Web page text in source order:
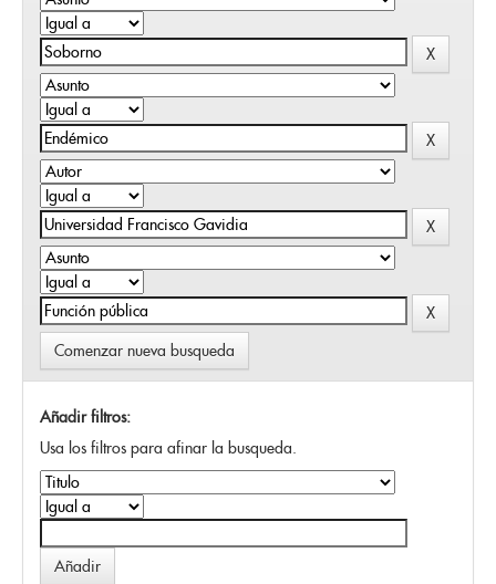
Comenzar nueva busqueda
Añadir filtros:
Usa los filtros para afinar la busqueda.